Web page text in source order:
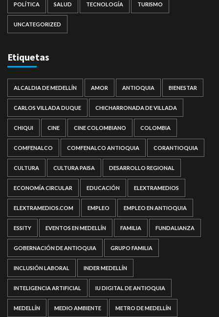
POLÍTICA SALUD TECNOLOGÍA TURISMO
UNCATEGORIZED
Etiquetas
ALCALDIA DE MEDELLÍN AMOR ANTIOQUIA BIENESTAR
CARLOS VILLADA DUQUE CHICHARRONADA DE VILLADA
CHIQUI CINE CINE COLOMBIANO COLOMBIA
COMFENALCO COMFENALCO ANTIOQUIA CORANTIOQUIA
CULTURA CULTURA PAISA DESARROLLO REGIONAL
ECONOMÍA CIRCULAR EDUCACIÓN ELEXTRAMEDIOS
ELEXTRAMEDIOS.COM EMPLEO EMPLEO EN ANTIOQUIA
ESSITY EVENTOS EN MEDELLÍN FAMILIA FUNDALIANZA
GOBERNACIÓN DE ANTIOQUIA GRUPO FAMILIA
INCLUSIÓN LABORAL INDER MEDELLÍN
INTELIGENCIA ARTIFICIAL IU DIGITAL DE ANTIOQUIA
MEDELLÍN MEDIO AMBIENTE METRO DE MEDELLÍN